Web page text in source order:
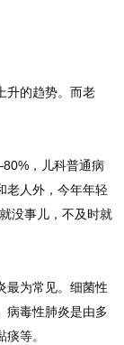
升的趋势。而老
，儿科普通病
老人外，今年年轻
没事儿，不及时就
最为常见。细菌性
病毒性肺炎是由多
等。